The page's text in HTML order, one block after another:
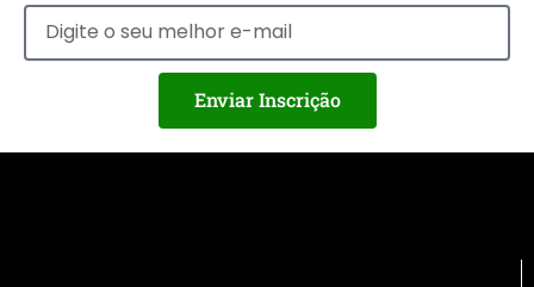
Enviar Inscrição